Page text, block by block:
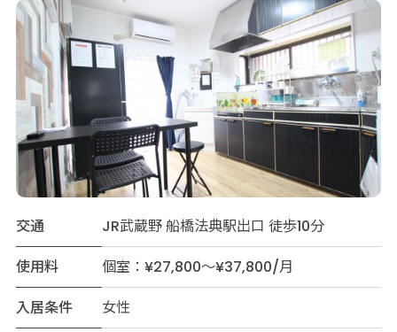
交通
JR武蔵野 船橋法典駅出口 徒歩10分
使用料
個室：¥27,800～¥37,800/月
入居条件
女性